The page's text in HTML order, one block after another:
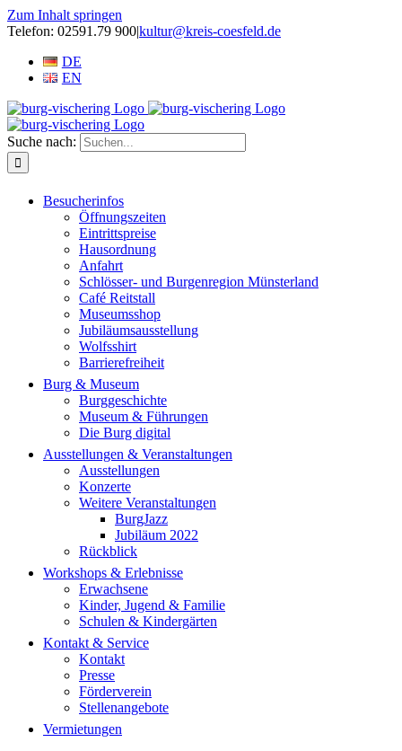
Zum Inhalt springen
Telefon: 02591.79 900|kultur@kreis-coesfeld.de
DE
EN
Suche nach:
Besucherinfos
Öffnungszeiten
Eintrittspreise
Hausordnung
Anfahrt
Schlösser- und Burgenregion Münsterland
Café Reitstall
Museumsshop
Jubiläumsausstellung
Wolfsshirt
Barrierefreiheit
Burg & Museum
Burggeschichte
Museum & Führungen
Die Burg digital
Ausstellungen & Veranstaltungen
Ausstellungen
Konzerte
Weitere Veranstaltungen
BurgJazz
Jubiläum 2022
Rückblick
Workshops & Erlebnisse
Erwachsene
Kinder, Jugend & Familie
Schulen & Kindergärten
Kontakt & Service
Kontakt
Presse
Förderverein
Stellenangebote
Vermietungen